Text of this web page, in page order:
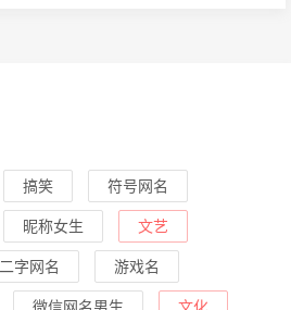
搞笑 符号网名
昵称女生 文艺
二字网名 游戏名